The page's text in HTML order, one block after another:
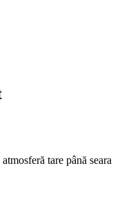
tare până seara